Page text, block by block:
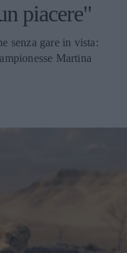
piacere"
senza gare in vista:
Martina